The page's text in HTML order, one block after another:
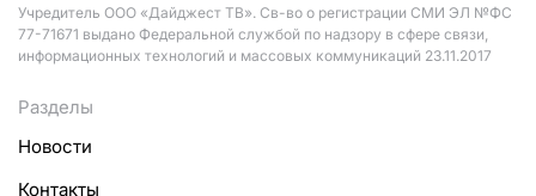
Учредитель ООО «Дайджест ТВ». Св-во о регистрации СМИ ЭЛ №ФС
77-71671 выдано Федеральной службой по надзору в сфере связи,
информационных технологий и массовых коммуникаций 23.11.2017
Разделы
Новости
Контакты